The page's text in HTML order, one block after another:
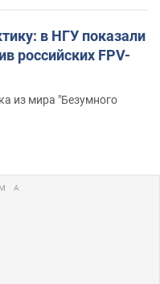
в НГУ показали
российских FPV-
из мира "Безумного